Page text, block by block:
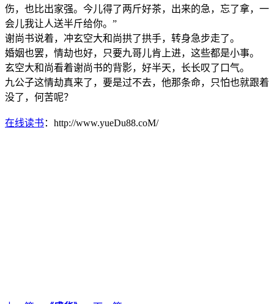
伤，也比出家强。今儿得了两斤好茶，出来的急，忘了拿，一
会儿我让人送半斤给你。”
谢尚书说着，冲玄空大和尚拱了拱手，转身急步走了。
婚姻也罢，情劫也好，只要九哥儿肯上进，这些都是小事。
玄空大和尚看着谢尚书的背影，好半天，长长叹了口气。
九公子这情劫真来了，要是过不去，他那条命，只怕也就跟着
没了，何苦呢？
在线读书 ：http://www.yueDu88.coM/